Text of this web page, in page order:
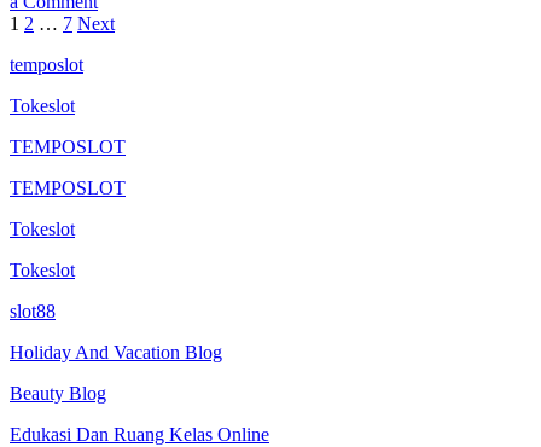
Kalender
Dunia
Posts
pagination
1 2 … 7 Next
temposlot
Tokeslot
TEMPOSLOT
TEMPOSLOT
Tokeslot
Tokeslot
slot88
Holiday And Vacation Blog
Beauty Blog
Edukasi Dan Ruang Kelas Online